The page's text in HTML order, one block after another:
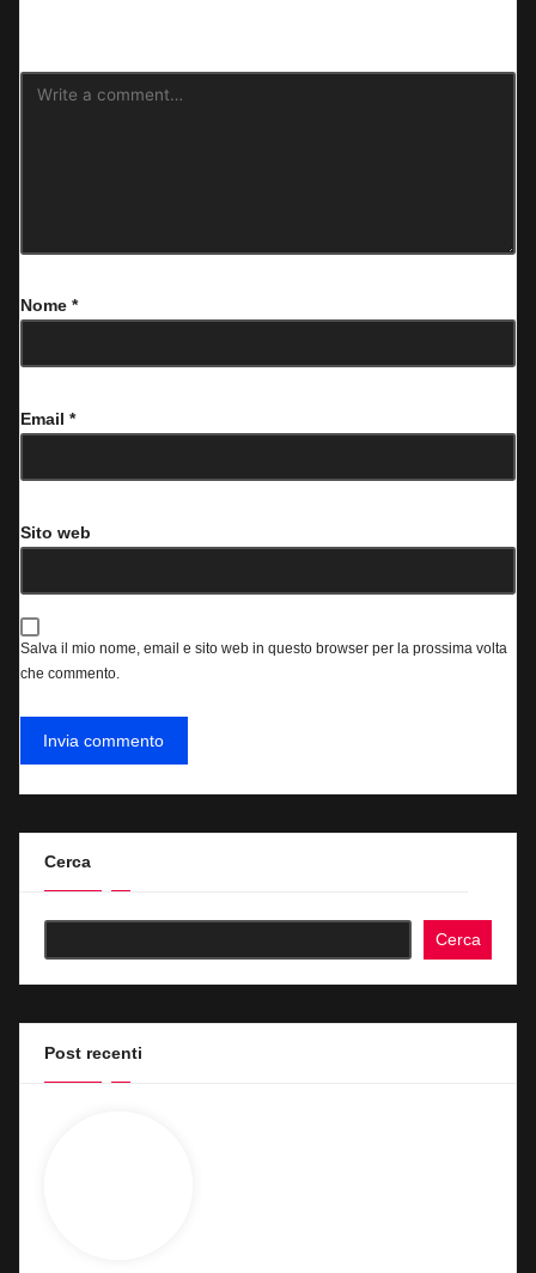
Nome *
Email *
Sito web
Salva il mio nome, email e sito web in questo browser per la prossima volta
che commento.
Cerca
Cerca
Post recenti